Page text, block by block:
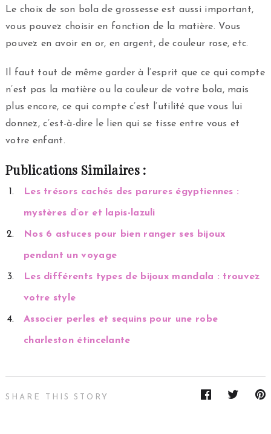
Le choix de son bola de grossesse est aussi important,
vous pouvez choisir en fonction de la matière. Vous
pouvez en avoir en or, en argent, de couleur rose, etc.
Il faut tout de même garder à l’esprit que ce qui compte
n’est pas la matière ou la couleur de votre bola, mais
plus encore, ce qui compte c’est l’utilité que vous lui
donnez, c’est-à-dire le lien qui se tisse entre vous et
votre enfant.
Publications Similaires :
Les trésors cachés des parures égyptiennes :
mystères d’or et lapis-lazuli
Nos 6 astuces pour bien ranger ses bijoux
pendant un voyage
Les différents types de bijoux mandala : trouvez
votre style
Associer perles et sequins pour une robe
charleston étincelante
SHARE THIS STORY